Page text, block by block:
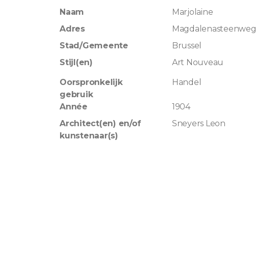
Naam
Marjolaine
Adres
Stad/Gemeente
Brussel
Stijl(en)
Art Nouveau
Oorspronkelijk
gebruik
Handel
Année
1904
Architect(en) en/of
kunstenaar(s)
Sneyers Leon